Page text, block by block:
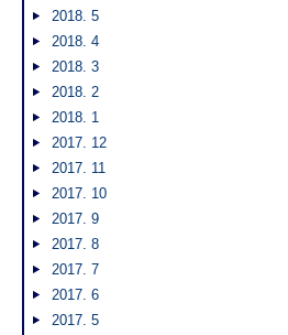
2018. 5
2018. 4
2018. 3
2018. 2
2018. 1
2017. 12
2017. 11
2017. 10
2017. 9
2017. 8
2017. 7
2017. 6
2017. 5